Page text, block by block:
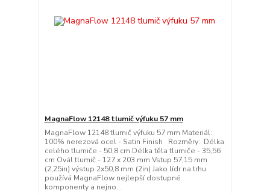
MagnaFlow 12148 tlumič výfuku 57 mm
MagnaFlow 12148 tlumič výfuku 57 mm Materiál:
100% nerezová ocel - Satin Finish Rozměry: Délka
celého tlumiče - 50,8 cm Délka těla tlumiče - 35,56
cm Ovál tlumič - 127 x 203 mm Vstup 57,15 mm
(2,25in) výstup 2x50,8 mm (2in) Jako lídr na trhu
používá MagnaFlow nejlepší dostupné
komponenty a nejno...